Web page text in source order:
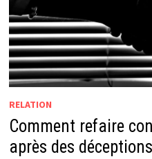
RELATION
Comment refaire
après des